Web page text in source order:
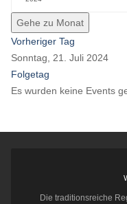
Gehe zu Monat
Vorheriger Tag
Sonntag, 21. Juli 2024
Folgetag
Es wurden keine Events
Die traditionsreiche